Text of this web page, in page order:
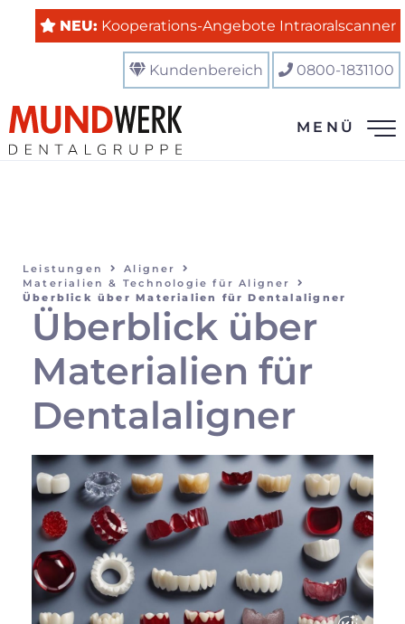
NEU: Kooperations-Angebote Intraoralscanner
Kundenbereich 0800-1831100
MENÜ
Leistungen
Aligner
Materialien & Technologie für Aligner
Überblick über Materialien für Dentalaligner
Überblick über
Materialien für
Dentalaligner